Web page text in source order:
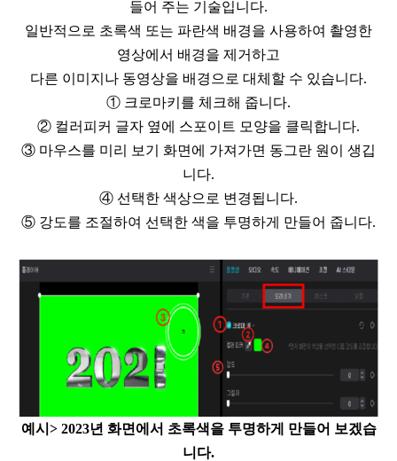
들어 주는 기술입니다.
일반적으로 초록색 또는 파란색 배경을 사용하여 촬영한
영상에서 배경을 제거하고
다른 이미지나 동영상을 배경으로 대체할 수 있습니다.
① 크로마키를 체크해 줍니다.
② 컬러피커 글자 옆에 스포이트 모양을 클릭합니다.
③ 마우스를 미리 보기 화면에 가져가면 동그란 원이 생깁
니다.
④ 선택한 색상으로 변경됩니다.
⑤ 강도를 조절하여 선택한 색을 투명하게 만들어 줍니다.
예시 > 2023년 화면에서 초록색을 투명하게 만들어 보겠습
니다.